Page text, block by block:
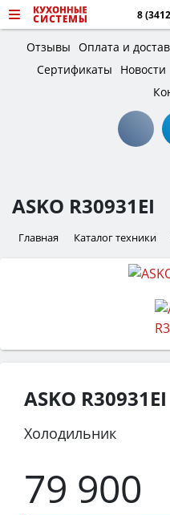
8
Отзывы Оплата и
Сертификаты
Новости
ASKO R30931EI
Главная Каталог техники
ASKO R30931EI
Холодильник
79 900